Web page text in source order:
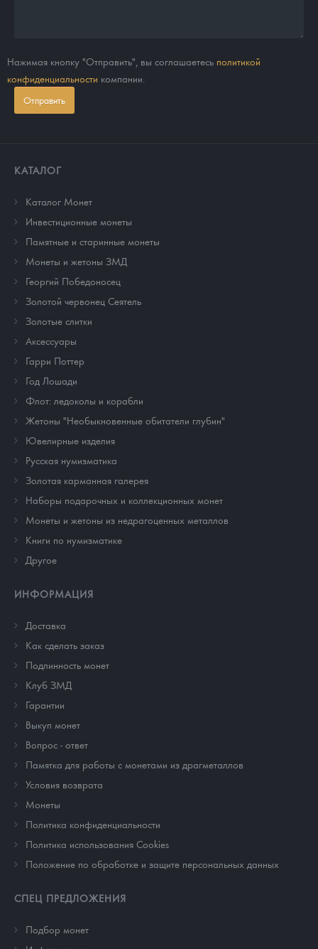
Нажимая кнопку "Отправить", вы соглашаетесь политикой
конфиденциальности компании.
Отправить
КАТАЛОГ
Каталог Монет
Инвестиционные монеты
Памятные и старинные монеты
Монеты и жетоны ЗМД
Георгий Победоносец
Золотой червонец Сеятель
Золотые слитки
Аксессуары
Гарри Поттер
Год Лошади
Флот: ледоколы и корабли
Жетоны "Необыкновенные обитатели глубин"
Ювелирные изделия
Русская нумизматика
Золотая карманная галерея
Наборы подарочных и коллекционных монет
Монеты и жетоны из недрагоценных металлов
Книги по нумизматике
Другое
ИНФОРМАЦИЯ
Доставка
Как сделать заказ
Подлинность монет
Клуб ЗМД
Гарантии
Выкуп монет
Вопрос - ответ
Памятка для работы с монетами из драгметаллов
Условия возврата
Монеты
Политика конфиденциальности
Политика использования Cookies
Положение по обработке и защите персональных данных
СПЕЦ ПРЕДЛОЖЕНИЯ
Подбор монет